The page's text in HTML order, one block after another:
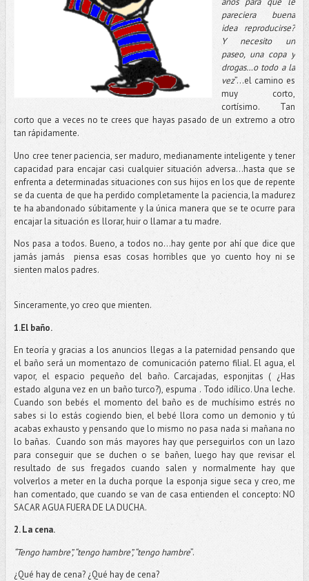
pareciera buena
idea reproducirse?
Y necesito un
paseo, una copa y
drogas…o todo a la
vez”…el camino es
muy corto,
cortísimo. Tan
corto que a veces no te crees que hayas pasado de un extremo a otro
tan rápidamente.
Uno cree tener paciencia, ser maduro, medianamente inteligente y tener
capacidad para encajar casi cualquier situación adversa…hasta que se
enfrenta a determinadas situaciones con sus hijos en los que de repente
se da cuenta de que ha perdido completamente la paciencia, la madurez
te ha abandonado súbitamente y la única manera que se te ocurre para
encajar la situación es llorar, huir o llamar a tu madre.
Nos pasa a todos. Bueno, a todos no…hay gente por ahí que dice que
jamás jamás
piensa esas cosas horribles que yo cuento hoy ni se
sienten malos padres.
Sinceramente, yo creo que mienten.
1.El baño.
En teoría y gracias a los anuncios llegas a la paternidad pensando que
el baño será un momentazo de comunicación paterno filial. El agua, el
vapor, el espacio pequeño del baño. Carcajadas, esponjitas ( ¿Has
estado alguna vez en un baño turco?), espuma . Todo idílico. Una leche.
Cuando son bebés el momento del baño es de muchísimo estrés no
sabes si lo estás cogiendo bien, el bebé llora como un demonio y tú
acabas exhausto y pensando que lo mismo no pasa nada si mañana no
lo bañas. Cuando son más mayores hay que perseguirlos con un lazo
para conseguir que se duchen o se bañen, luego hay que revisar el
resultado de sus fregados cuando salen y normalmente hay que
volverlos a meter en la ducha porque la esponja sigue seca y creo, me
han comentado, que cuando se van de casa entienden el concepto: NO
SACAR AGUA FUERA DE LA DUCHA.
2. La cena.
“Tengo hambre”, “tengo hambre”, “tengo hambre”.
¿Qué hay de cena? ¿Qué hay de cena?